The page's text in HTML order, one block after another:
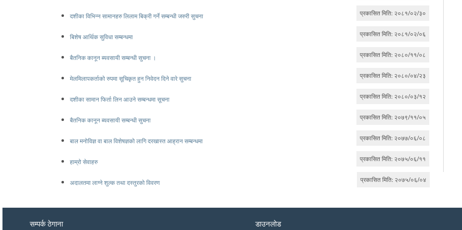
दशीका विभिन्न सामानहरु लिलाम बिक्री गर्ने सम्बन्धी जरुरी सुचना प्रकासित मिति: २०८१/०२/३०
बिशेष आर्थिक सुविधा सम्बन्धमा प्रकासित मिति: २०८१/०२/०६
बैतनिक कानून ब्यवसायी सम्बन्धी सुचना । प्रकासित मिति: २०८०/११/०८
मेलमिलापकर्ताको रुपमा सूचिकृत हुन निवेदन दिने वारे सुचना प्रकासित मिति: २०८०/०४/२३
दशीका सामान फिर्ता लिन आउने सम्बन्धमा सूचना प्रकासित मिति: २०८०/०३/१२
बैतनिक कानून ब्यवसायी सम्बन्धी सुचना प्रकासित मिति: २०७९/११/०५
बाल मनोविज्ञ वा बाल विशेषज्ञको लागि दरखास्त आह्रान सम्बन्धमा प्रकासित मिति: २०७७/०६/०८
हाम्रो सेवाहरु प्रकासित मिति: २०७५/०६/११
अदालतमा लाग्ने शुल्क तथा दस्तुरको विवरण प्रकासित मिति: २०७५/०६/०४
सम्पर्क ठेगाना डाउनलोड